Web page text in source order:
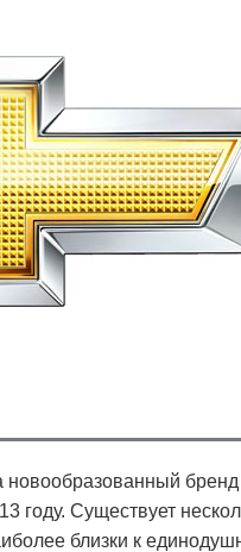
новообразованный
году. Существует
близки к